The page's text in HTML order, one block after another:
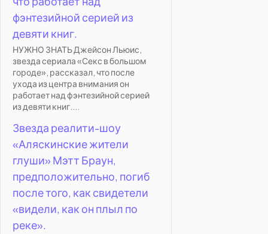
фэнтезийной серией из
девяти книг.
НУЖНО ЗНАТЬ Джейсон Льюис,
звезда сериала «Секс в большом
городе», рассказал, что после
ухода из центра внимания он
работает над фэнтезийной серией
из девяти книг....
Звезда реалити-шоу
«Аляскинские жители
глуши» Мэтт Браун,
предположительно, погиб
после того, как свидетели
«видели, как он плыл по
реке».